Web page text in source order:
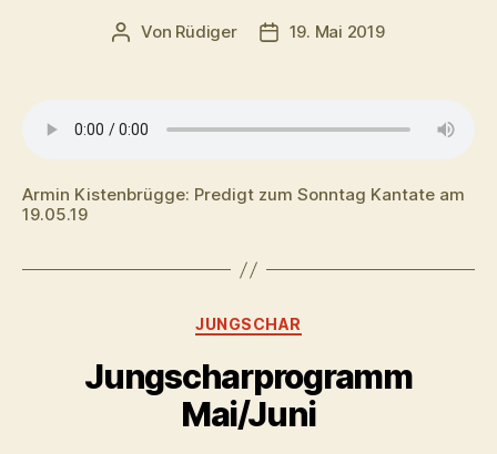
Beitragsautor
Von Rüdiger Veröffentlichungsdatum
19. Mai 2019
Armin Kistenbrügge: Predigt zum Sonntag Kantate am
19.05.19
Kategorien
JUNGSCHAR
Jungscharprogramm
Mai/Juni